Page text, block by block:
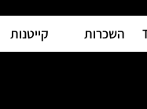
השכרות קייטנות